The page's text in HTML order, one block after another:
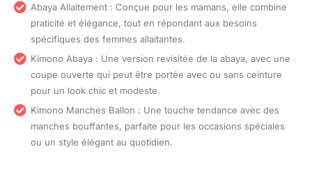
Abaya Allaitement : Conçue pour les mamans, elle combine
praticité et élégance, tout en répondant aux besoins
spécifiques des femmes allaitantes.
Kimono Abaya : Une version revisitée de la abaya, avec une
coupe ouverte qui peut être portée avec ou sans ceinture
pour un look chic et modeste.
Kimono Manches Ballon : Une touche tendance avec des
manches bouffantes, parfaite pour les occasions spéciales
ou un style élégant au quotidien.